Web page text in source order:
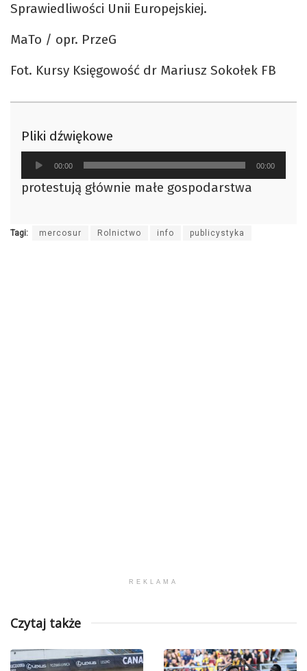
Sprawiedliwości Unii Europejskiej.
MaTo / opr. PrzeG
Fot. Kursy Księgowość dr Mariusz Sokołek FB
Pliki dźwiękowe
Odtwarzacz
plików
dźwiękowych
00:00 00:00
protestują głównie małe gospodarstwa
Tagi: mercosur Rolnictwo info publicystyka
REKLAMA
Czytaj także